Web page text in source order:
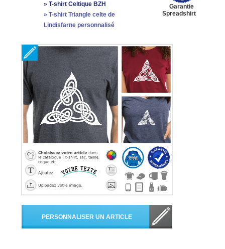
Garantie
Spreadshirt
» T-shirt Celtique BZH
» T-shirt Triangle celte de
Lindisfarne personnalisé